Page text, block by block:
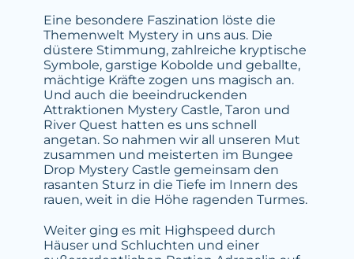
Eine besondere Faszination löste die
Themenwelt Mystery in uns aus. Die
düstere Stimmung, zahlreiche kryptische
Symbole, garstige Kobolde und geballte,
mächtige Kräfte zogen uns magisch an.
Und auch die beeindruckenden
Attraktionen Mystery Castle, Taron und
River Quest hatten es uns schnell
angetan. So nahmen wir all unseren Mut
zusammen und meisterten im Bungee
Drop Mystery Castle gemeinsam den
rasanten Sturz in die Tiefe im Innern des
rauen, weit in die Höhe ragenden Turmes.
Weiter ging es mit Highspeed durch
Häuser und Schluchten und einer